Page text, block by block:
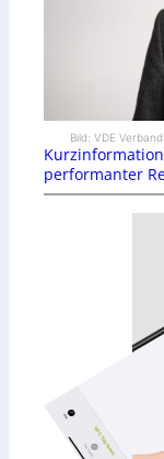
Bild: VDE
performanter